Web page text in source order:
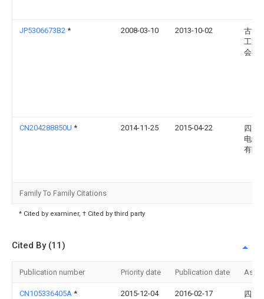
JP5306673B2 * 2008-03-10 2013-10-02
古河
工業
会社
CN204288850U * 2014-11-25 2015-04-22
四川
电缆
有限
Family To Family Citations
* Cited by examiner, † Cited by third party
Cited By (11)
Publication number Priority date Publication date
CN105336405A * 2015-12-04 2016-02-17
四川